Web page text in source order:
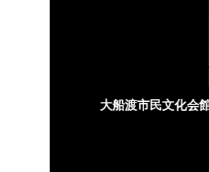
大船渡市民文化会館